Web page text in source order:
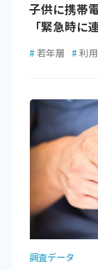
子供に携帯
「緊急時に
# 若年層 # 利
調査データ